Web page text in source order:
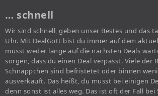
… schnell
Wir sind schnell, geben unser Bestes und das
Uhr. Mit DealGott bist du immer auf dem
musst weder lange auf die nächsten Deals
sorgen, dass du einen Deal verpasst. Viele der
Schnäppchen sind befristetet oder binnen
ausverkauft. Das heißt, du musst bei einigen
denn sonst ist alles weg. Das ist oft der Fall bei